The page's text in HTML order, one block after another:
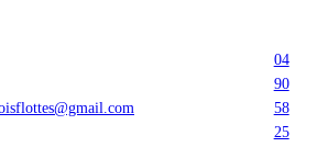
04
90
58
25